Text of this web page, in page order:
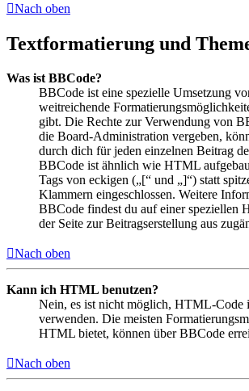
Nach oben
Textformatierung und
Was ist BBCode?
BBCode ist eine spezielle Umsetzung
weitreichende
gibt. Die Rechte zur Verwendung von
die Board-Administration vergeben,
durch dich für jeden einzelnen Beitrag
BBCode ist ähnlich wie HTML
Tags von eckigen („[“ und „]“) statt
Klammern eingeschlossen. Weitere
BBCode findest du auf einer speziellen
der Seite zur Beitragserstellung aus
Nach oben
Kann ich HTML benutzen?
Nein, es ist nicht möglich, HTML-Code
verwenden. Die meisten
HTML bietet, können über BBCode
Nach oben